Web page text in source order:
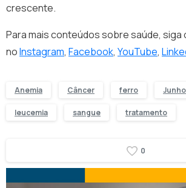
crescente.
Para mais conteúdos sobre saúde, siga
noInstagram, Facebook, YouTube,
Anemia Câncer ferro
leucemia sangue tratamento
0